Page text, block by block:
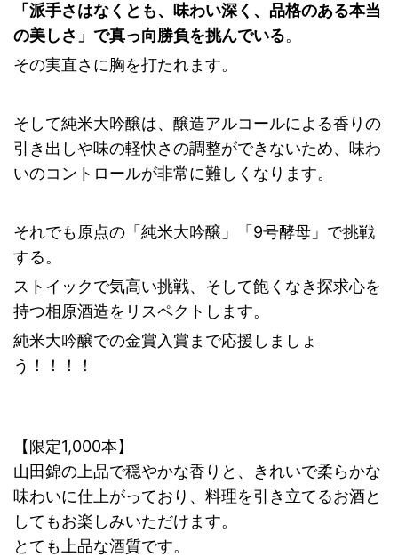
「派手さはなくとも、味わい深く、品格のある本当
の美しさ」で真っ向勝負を挑んでいる。
その実直さに胸を打たれます。
そして純米大吟醸は、醸造アルコールによる香りの
引き出しや味の軽快さの調整ができないため、味わ
いのコントロールが非常に難しくなります。
それでも原点の「純米大吟醸」「9号酵母」で挑戦
する。
ストイックで気高い挑戦、そして飽くなき探求心を
持つ相原酒造をリスペクトします。
純米大吟醸での金賞入賞まで応援しましょ
う！！！！
【限定1,000本】
山田錦の上品で穏やかな香りと、きれいで柔らかな
味わいに仕上がっており、料理を引き立てるお酒と
してもお楽しみいただけます。
とても上品な酒質です。